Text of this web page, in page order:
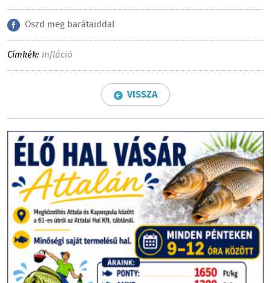
Oszd meg barátaiddal
Címkék: infláció
VISSZA